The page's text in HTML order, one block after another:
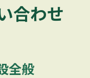
合わせ
全般